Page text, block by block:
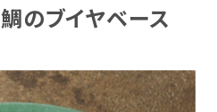
のブイヤベース